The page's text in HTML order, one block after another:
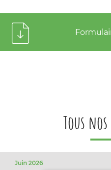
Tous
Juin 2026